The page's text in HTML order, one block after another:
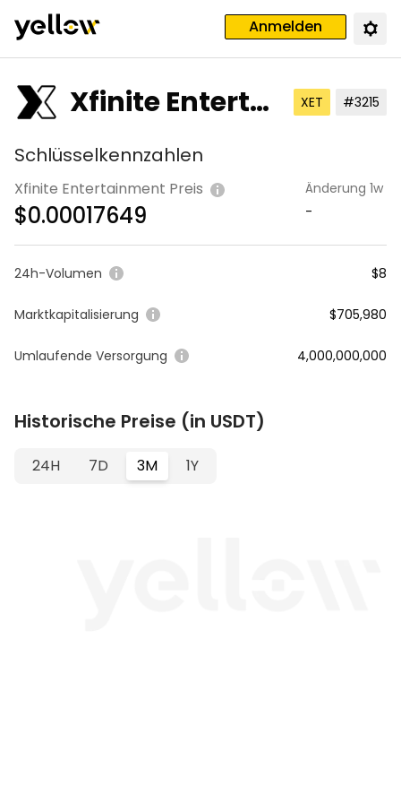
Anmelden
Xfinite Entertai
nment
XET #3215
Schlüsselkennzahlen
Xfinite Entertainment Preis
$0.00017649
Änderung 1w
-
24h-Volumen $8
Marktkapitalisierung $705,980
Umlaufende Versorgung 4,000,000,000
Historische Preise (in USDT)
24H 7D 3M 1Y